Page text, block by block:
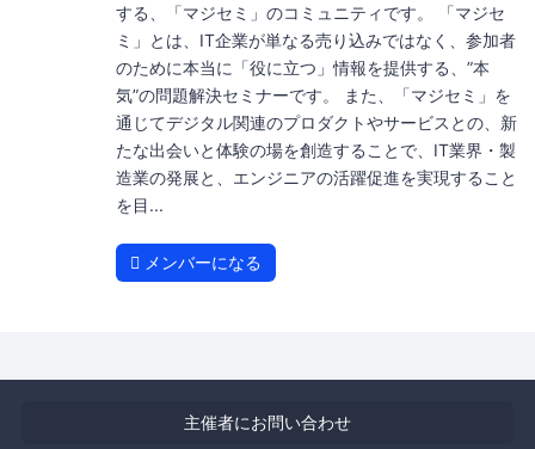
する、「マジセミ」のコミュニティです。 「マジセ
ミ」とは、IT企業が単なる売り込みではなく、参加者
のために本当に「役に立つ」情報を提供する、”本
気”の問題解決セミナーです。 また、「マジセミ」を
通じてデジタル関連のプロダクトやサービスとの、新
たな出会いと体験の場を創造することで、IT業界・製
造業の発展と、エンジニアの活躍促進を実現すること
を目...
メンバーになる
主催者にお問い合わせ